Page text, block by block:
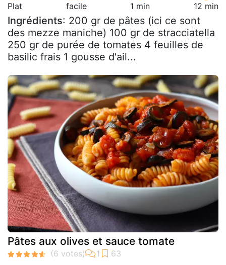
Plat facile 1 min 12 min
Ingrédients: 200 gr de pâtes (ici ce sont
des mezze maniche) 100 gr de stracciatella
250 gr de purée de tomates 4 feuilles de
basilic frais 1 gousse d'ail...
Pâtes aux olives et sauce tomate